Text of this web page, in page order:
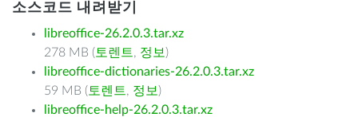
소스코드 내려받기
libreoffice-26.2.0.3.tar.xz
278 MB ( 토렌트, 정보 )
libreoffice-dictionaries-26.2.0.3.tar.xz
59 MB ( 토렌트, 정보 )
libreoffice-help-26.2.0.3.tar.xz